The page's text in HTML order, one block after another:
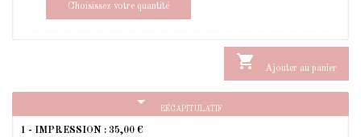
Choisissez votre quantité
 Ajouter au panier
arrow_drop_down RÉCAPITULATIF
1 - IMPRESSION : 35,00 €